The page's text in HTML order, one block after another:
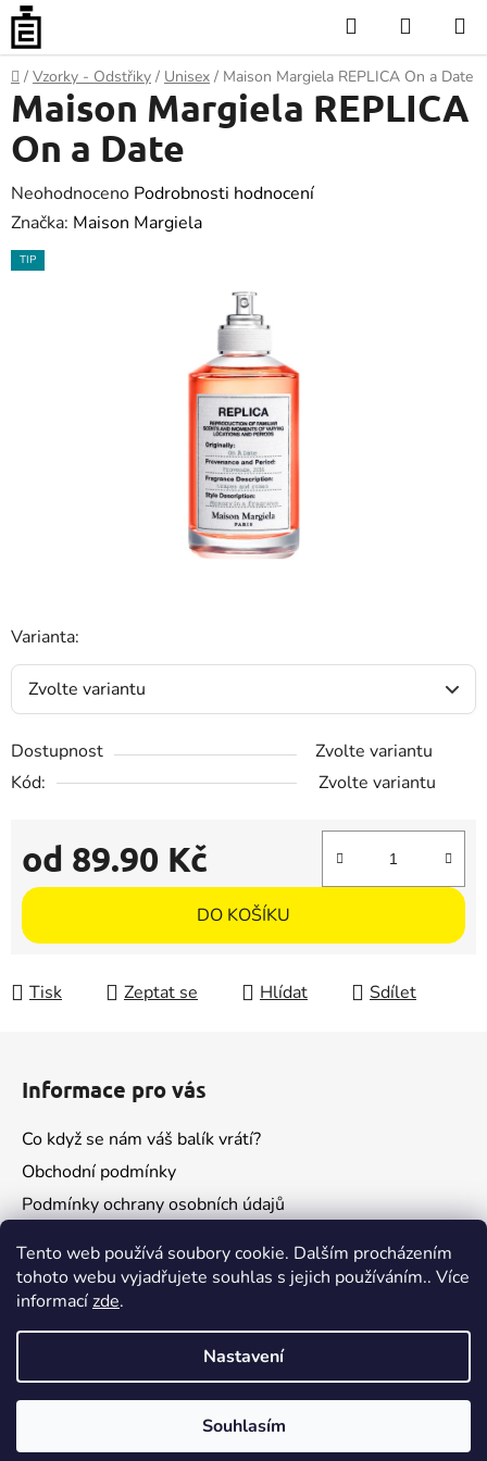
Tento web používá soubory cookie. Dalším procházením
tohoto webu vyjadřujete souhlas s jejich používáním.. Více
informacízde.
Nastavení
Souhlasím
Přejít
obsah
Hledat
KOŠÍK
Domů
/ Vzorky - Odstřiky / Unisex / Maison Margiela REPLICA On a Date
Varianta:
Dostupnost
Zvolte variantu
Kód:
Zvolte variantu
od 89.90 Kč
Měrná cena:
DO KOŠÍKU
Tisk Zeptat se Hlídat Sdílet
Maison Margiela REPLICA
On a Date
Průměrné
hodnocení
produktu
Neohodnoceno Podrobnosti hodnocení
Značka: Maison Margiela
TIP
Informace pro vás
Co když se nám váš balík vrátí?
Obchodní podmínky
Podmínky ochrany osobních údajů
Vytvořil Shoptet
Copyright 2026escent. Všechna práva vyhrazena.